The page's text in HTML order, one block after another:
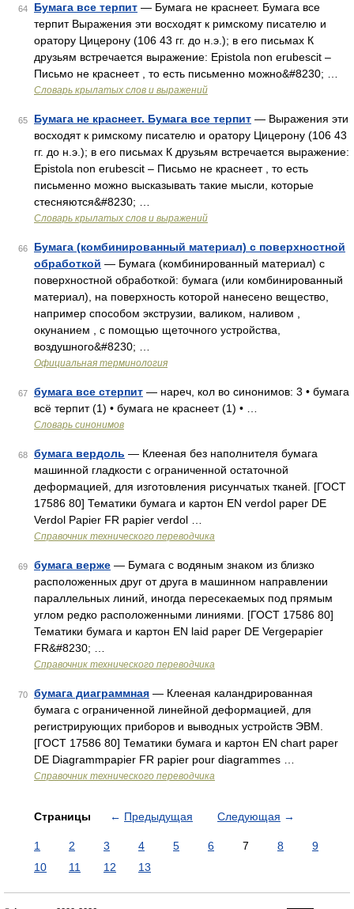
64 Бумага все терпит — Бумага не краснеет. Бумага все
терпит Выражения эти восходят к римскому писателю и
оратору Цицерону (106 43 гг. до н.э.); в его письмах К
друзьям встречается выражение: Epistola non erubescit –
Письмо не краснеет , то есть письменно можно&#8230; …
Словарь крылатых слов и выражений
65 Бумага не краснеет. Бумага все терпит — Выражения эти
восходят к римскому писателю и оратору Цицерону (106 43
гг. до н.э.); в его письмах К друзьям встречается выражение:
Epistola non erubescit – Письмо не краснеет , то есть
письменно можно высказывать такие мысли, которые
стесняются&#8230; …
Словарь крылатых слов и выражений
66
Бумага (комбинированный материал) с поверхностной
обработкой — Бумага (комбинированный материал) с
поверхностной обработкой: бумага (или комбинированный
материал), на поверхность которой нанесено вещество,
например способом экструзии, валиком, наливом ,
окунанием , с помощью щеточного устройства,
воздушного&#8230; …
Официальная терминология
67 бумага все стерпит — нареч, кол во синонимов: 3 • бумага
всё терпит (1) • бумага не краснеет (1) • …
Словарь синонимов
68 бумага вердоль — Клееная без наполнителя бумага
машинной гладкости с ограниченной остаточной
деформацией, для изготовления рисунчатых тканей. [ГОСТ
17586 80] Тематики бумага и картон EN verdol paper DE
Verdol Papier FR papier verdol …
Справочник технического переводчика
69 бумага верже — Бумага с водяным знаком из близко
расположенных друг от друга в машинном направлении
параллельных линий, иногда пересекаемых под прямым
углом редко расположенными линиями. [ГОСТ 17586 80]
Тематики бумага и картон EN laid paper DE Vergepapier
FR&#8230; …
Справочник технического переводчика
70 бумага диаграммная — Клееная каландрированная
бумага с ограниченной линейной деформацией, для
регистрирующих приборов и выводных устройств ЭВМ.
[ГОСТ 17586 80] Тематики бумага и картон EN chart paper
DE Diagrammpapier FR papier pour diagrammes …
Справочник технического переводчика
Страницы ← Предыдущая Следующая →
1 2 3 4 5 6 7 8
9
10
11 12 13